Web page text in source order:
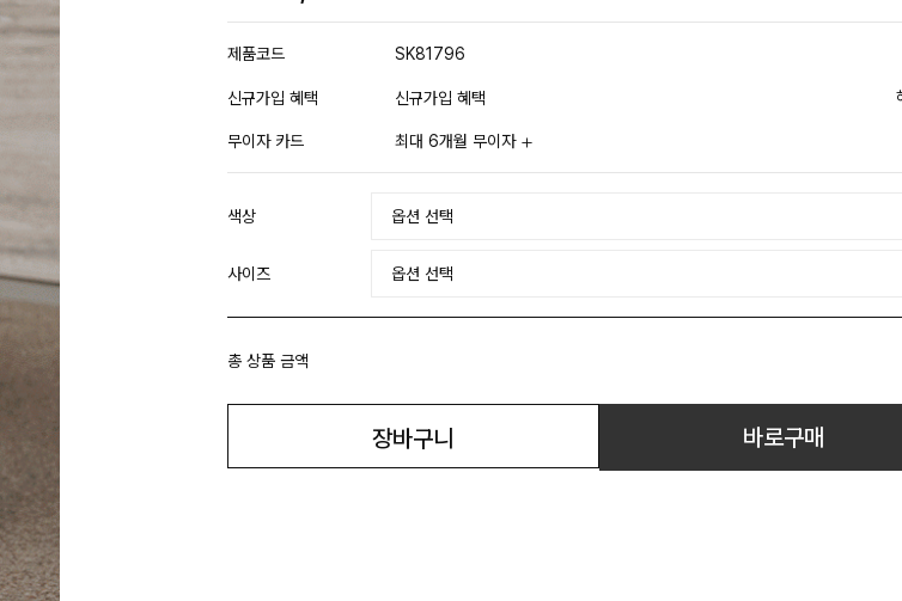
제품코드 SK81796
신규가입 혜택 신규가입 혜택
무이자 카드 최대 6개월 무이자
색상
사이즈
총 상품 금액
장바구니 바로구매